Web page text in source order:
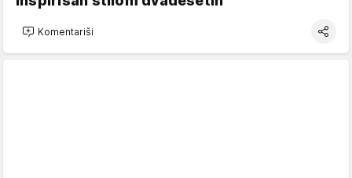
Komentariši